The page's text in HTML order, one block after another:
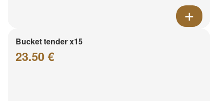
Bucket tender x15
23.50 €